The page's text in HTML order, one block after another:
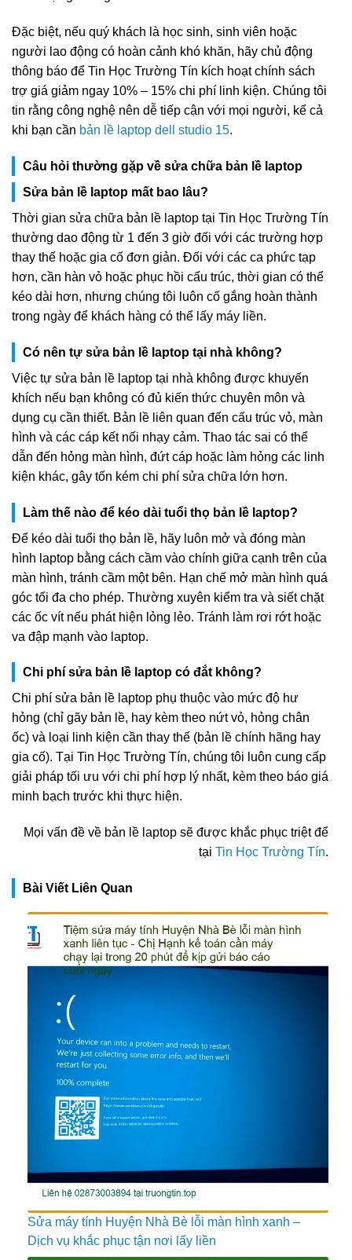
Đặc biệt, nếu quý khách là học sinh, sinh viên hoặc
người lao động có hoàn cảnh khó khăn, hãy chủ động
thông báo để Tin Học Trường Tín kích hoạt chính sách
trợ giá giảm ngay 10% – 15% chi phí linh kiện. Chúng tôi
tin rằng công nghệ nên dễ tiếp cận với mọi người, kể cả
khi bạn cần bản lề laptop dell studio 15.
Câu hỏi thường gặp về sửa chữa bản lề laptop
Sửa bản lề laptop mất bao lâu?
Thời gian sửa chữa bản lề laptop tại Tin Học Trường Tín
thường dao động từ 1 đến 3 giờ đối với các trường hợp
thay thế hoặc gia cố đơn giản. Đối với các ca phức tạp
hơn, cần hàn vỏ hoặc phục hồi cấu trúc, thời gian có thể
kéo dài hơn, nhưng chúng tôi luôn cố gắng hoàn thành
trong ngày để khách hàng có thể lấy máy liền.
Có nên tự sửa bản lề laptop tại nhà không?
Việc tự sửa bản lề laptop tại nhà không được khuyến
khích nếu bạn không có đủ kiến thức chuyên môn và
dụng cụ cần thiết. Bản lề liên quan đến cấu trúc vỏ, màn
hình và các cáp kết nối nhạy cảm. Thao tác sai có thể
dẫn đến hỏng màn hình, đứt cáp hoặc làm hỏng các linh
kiện khác, gây tốn kém chi phí sửa chữa lớn hơn.
Làm thế nào để kéo dài tuổi thọ bản lề laptop?
Để kéo dài tuổi thọ bản lề, hãy luôn mở và đóng màn
hình laptop bằng cách cầm vào chính giữa cạnh trên của
màn hình, tránh cầm một bên. Hạn chế mở màn hình quá
góc tối đa cho phép. Thường xuyên kiểm tra và siết chặt
các ốc vít nếu phát hiện lỏng lẻo. Tránh làm rơi rớt hoặc
va đập mạnh vào laptop.
Chi phí sửa bản lề laptop có đắt không?
Chi phí sửa bản lề laptop phụ thuộc vào mức độ hư
hỏng (chỉ gãy bản lề, hay kèm theo nứt vỏ, hỏng chân
ốc) và loại linh kiện cần thay thế (bản lề chính hãng hay
gia cố). Tại Tin Học Trường Tín, chúng tôi luôn cung cấp
giải pháp tối ưu với chi phí hợp lý nhất, kèm theo báo giá
minh bạch trước khi thực hiện.
Mọi vấn đề về bản lề laptop sẽ được khắc phục triệt để
tại Tin Học Trường Tín.
Bài Viết Liên Quan
Sửa máy tính Huyện Nhà Bè lỗi màn hình xanh –
Dịch vụ khắc phục tận nơi lấy liền